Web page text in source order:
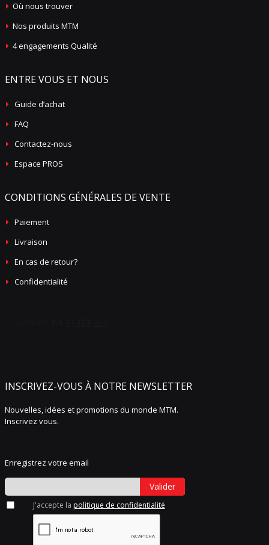
Où nous trouver
Nos produits MTM
4 engagements Qualité
ENTRE VOUS ET NOUS
Guide d’achat
FAQ
Contactez-nous
Espace PROS
CONDITIONS GÉNÉRALES DE VENTE
Paiement
Livraison
En cas de retour?
Confidentialité
INSCRIVEZ-VOUS À NOTRE NEWSLETTER
Nouvelles, idées et promotions du monde MTM.
Inscrivez vous.
Enregistrez votre email
Valider
J'accepte la politique de confidentialité